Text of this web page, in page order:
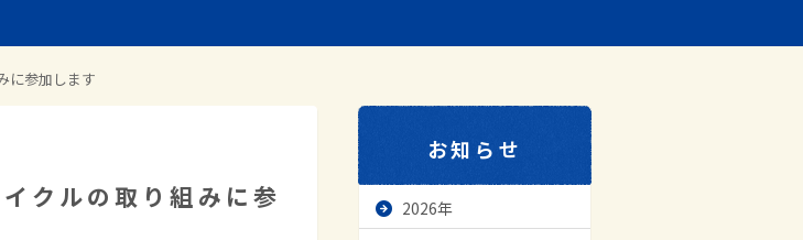
に参加します
お知らせ
2026年
クルの取り組みに参